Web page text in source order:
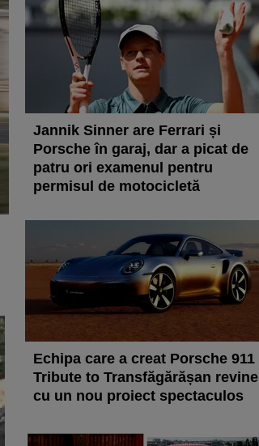
Jannik Sinner are Ferrari și
Porsche în garaj, dar a picat de
patru ori examenul pentru
permisul de motocicletă
Echipa care a creat Porsche 911
Tribute to Transfăgărășan revine
cu un nou proiect spectaculos